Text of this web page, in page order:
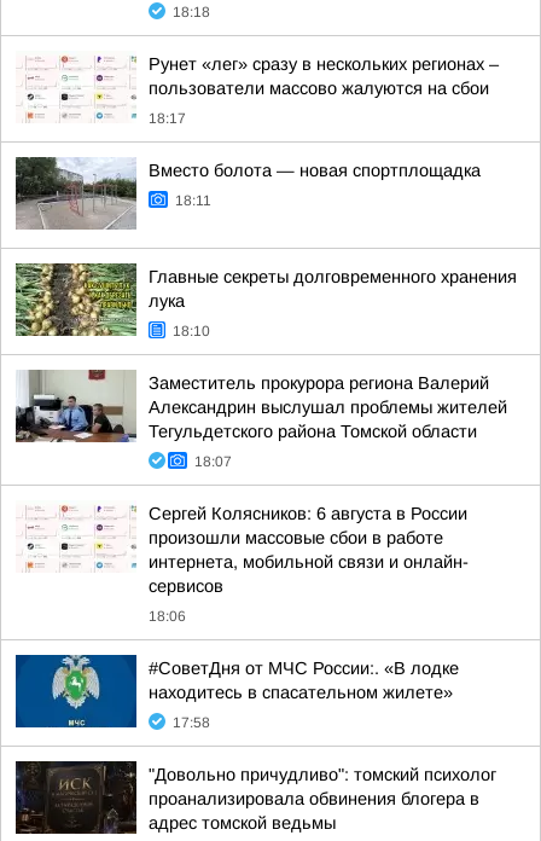
18:18
Рунет «лег» сразу в нескольких регионах –
пользователи массово жалуются на сбои
18:17
Вместо болота — новая спортплощадка
18:11
Главные секреты долговременного хранения
лука
18:10
Заместитель прокурора региона Валерий
Александрин выслушал проблемы жителей
Тегульдетского района Томской области
18:07
Сергей Колясников: 6 августа в России
произошли массовые сбои в работе
интернета, мобильной связи и онлайн-
сервисов
18:06
#СоветДня от МЧС России:. «В лодке
находитесь в спасательном жилете»
17:58
"Довольно причудливо": томский психолог
проанализировала обвинения блогера в
адрес томской ведьмы